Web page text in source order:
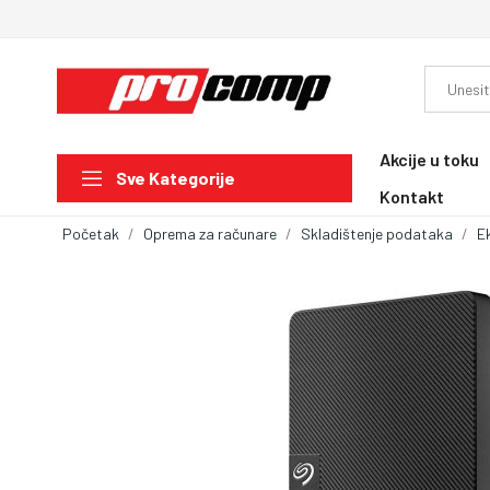
Sve Kategorije
Akcije u toku
Kontakt
Početak Oprema za računare Skladištenje podataka